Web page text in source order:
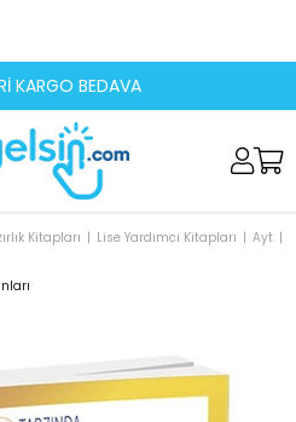
KARGO BEDAVA
Kitapları Lise Yardımcı Kitapları Ayt